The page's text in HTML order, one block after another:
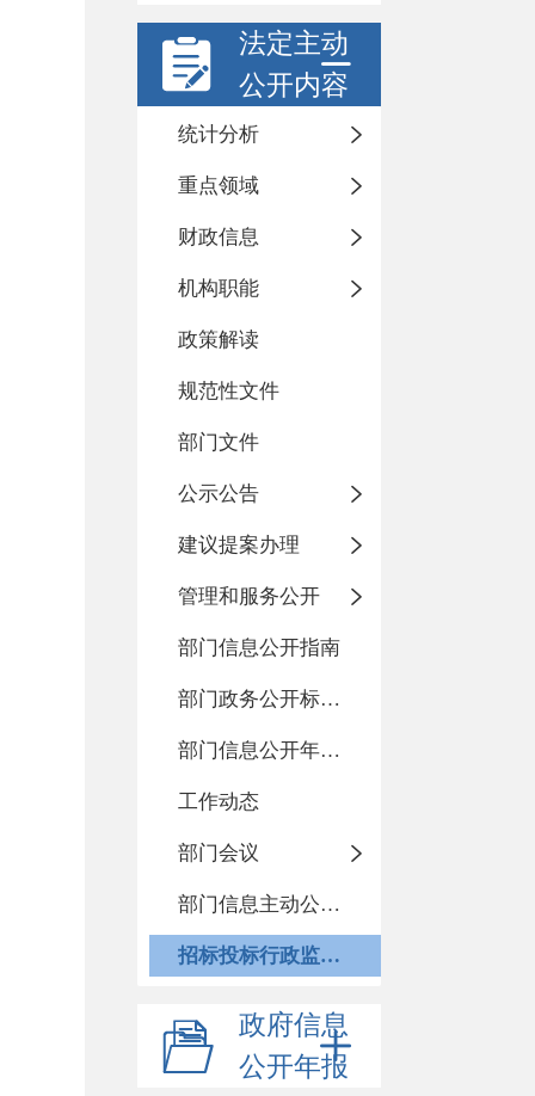
法定主动
公开内容
统计分析
重点领域
财政信息
机构职能
政策解读
规范性文件
部门文件
公示公告
建议提案办理
管理和服务公开
部门信息公开指南
部门政务公开标准化目录
部门信息公开年度报告
工作动态
部门会议
部门信息主动公开基本目录
招标投标行政监督责任清单
政府信息
公开年报